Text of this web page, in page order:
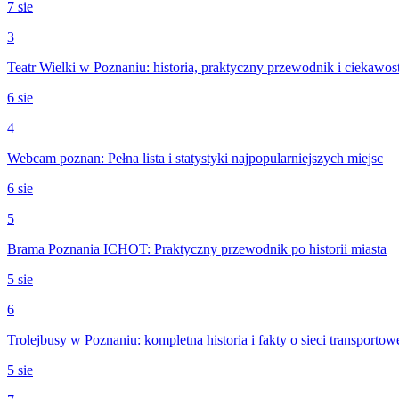
7 sie
3
Teatr Wielki w Poznaniu: historia, praktyczny przewodnik i
6 sie
4
Webcam poznan: Pełna lista i statystyki najpopularniejszych miejsc
6 sie
5
Brama Poznania ICHOT: Praktyczny przewodnik po historii miasta
5 sie
6
Trolejbusy w Poznaniu: kompletna historia i fakty o sieci
5 sie